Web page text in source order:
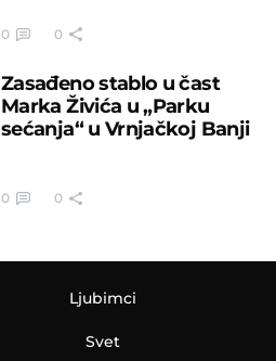
0 0
Zasađeno stablo u čast
Marka Živića u „Parku
sećanja“ u Vrnjačkoj Banji
0 0
Ljubimci
Svet